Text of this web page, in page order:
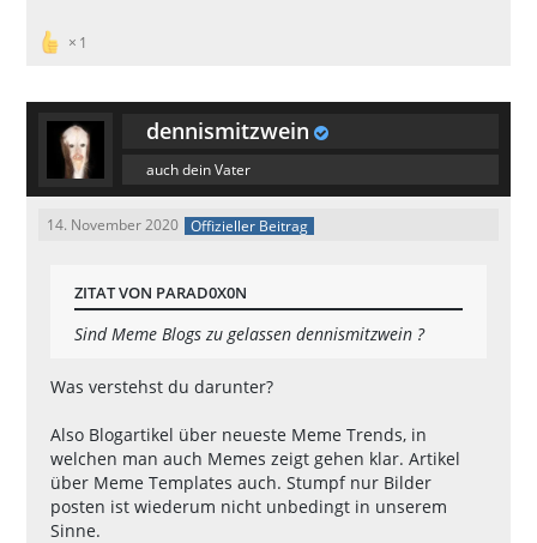
1
dennismitzwein
auch dein Vater
14. November 2020 Offizieller Beitrag
ZITAT VON PARAD0X0N
Sind Meme Blogs zu gelassen dennismitzwein ?
Was verstehst du darunter?
Also Blogartikel über neueste Meme Trends, in
welchen man auch Memes zeigt gehen klar. Artikel
über Meme Templates auch. Stumpf nur Bilder
posten ist wiederum nicht unbedingt in unserem
Sinne.